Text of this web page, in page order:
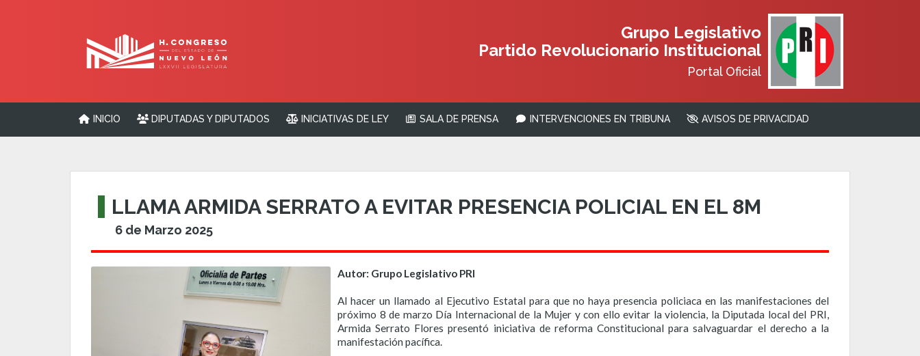
Grupo Legislativo
Partido Revolucionario Institucional
Portal Oficial
INICIO DIPUTADAS Y DIPUTADOS INICIATIVAS DE LEY SALA DE PRENSA INTERVENCIONES EN TRIBUNA AVISOS DE PRIVACIDAD
LLAMA ARMIDA SERRATO A EVITAR PRESENCIA POLICIAL EN EL 8M
6 de Marzo 2025
Autor: Grupo Legislativo PRI
Al hacer un llamado al Ejecutivo Estatal para que no haya presencia policiaca en las manifestaciones del
próximo 8 de marzo Día Internacional de la Mujer y con ello evitar la violencia, la Diputada local del PRI,
Armida Serrato Flores presentó iniciativa de reforma Constitucional para salvaguardar el derecho a la
manifestación pacífica.